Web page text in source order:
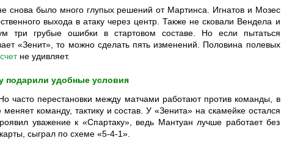
снова было много глупых решений от Мартинса. Игнатов и Мозес
выхода в атаку через центр. Также не сковали Вендела и
три грубые ошибки в стартовом составе. Но если пытаться
«Зенит», то можно сделать пять изменений. Половина полевых
не удивляет.
подарили удобные условия
часто перестановки между матчами работают против команды, в
команду, тактику и состав. У «Зенита» на скамейке остался
уважение к «Спартаку», ведь Мантуан лучше работает без
сыграл по схеме «5-4-1».